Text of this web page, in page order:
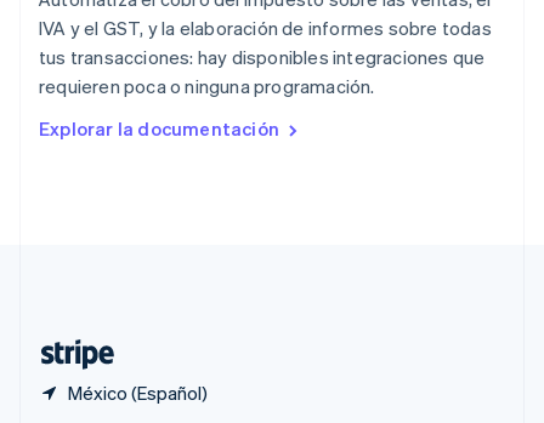
IVA y el GST, y la elaboración de informes sobre todas
tus transacciones: hay disponibles integraciones que
requieren poca o ninguna programación.
Explorar la documentación
México (Español)
Reino Unido
English
República Checa
English
English